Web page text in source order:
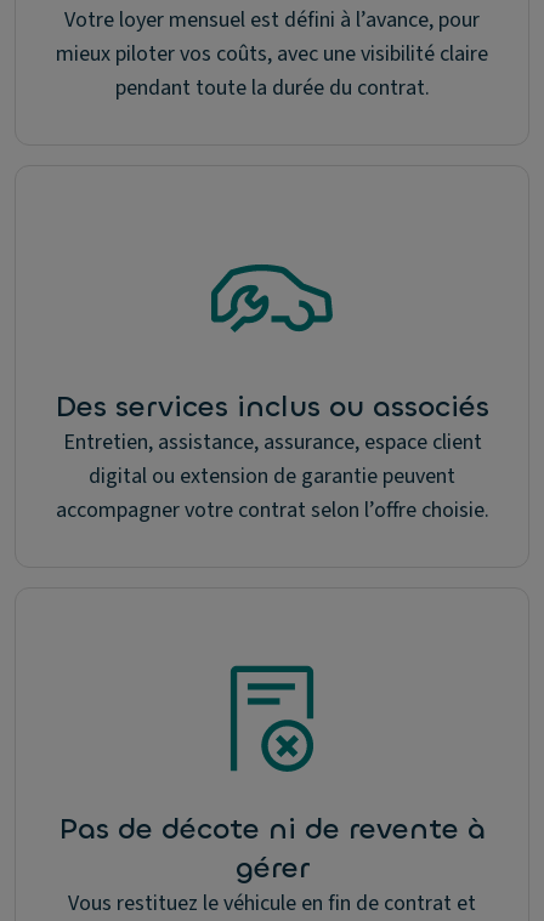
Votre loyer mensuel est défini à l’avance, pour
mieux piloter vos coûts, avec une visibilité claire
pendant toute la durée du contrat.
Des services inclus ou associés
Entretien, assistance, assurance, espace client
digital ou extension de garantie peuvent
accompagner votre contrat selon l’offre choisie.
Pas de décote ni de revente à
gérer
Vous restituez le véhicule en fin de contrat et